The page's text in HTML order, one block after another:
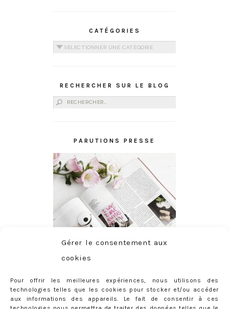
Gérer le consentement aux
cookies
Pour offrir les meilleures expériences, nous utilisons des
technologies telles que les cookies pour stocker et/ou accéder
aux informations des appareils. Le fait de consentir à ces
CATÉGORIES
Catégories
RECHERCHER SUR LE BLOG
Rechercher :
PARUTIONS PRESSE